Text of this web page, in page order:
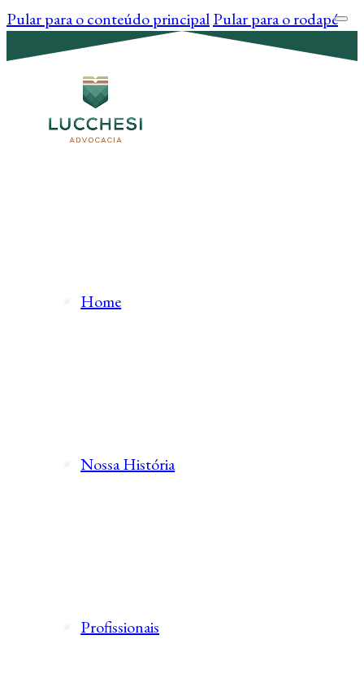
Pular para o conteúdo principalPular para o rodapé
Home
Nossa História
Profissionais